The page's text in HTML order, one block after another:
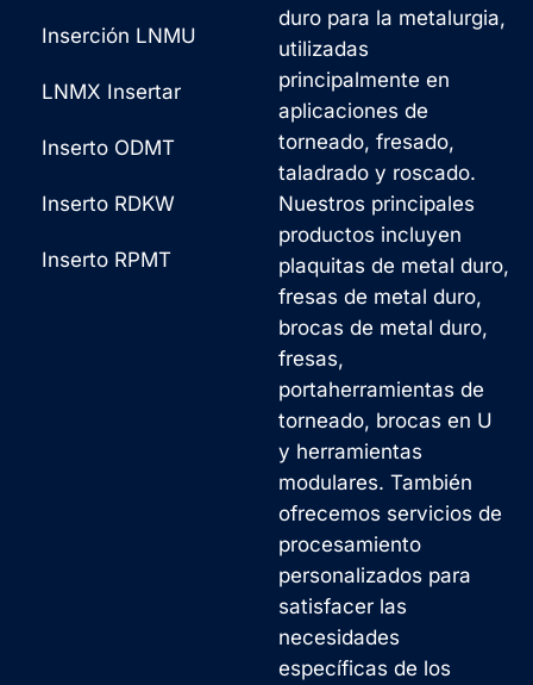
duro para la metalurgia,
utilizadas
principalmente en
aplicaciones de
torneado, fresado,
taladrado y roscado.
Nuestros principales
productos incluyen
plaquitas de metal duro,
fresas de metal duro,
brocas de metal duro,
fresas,
portaherramientas de
torneado, brocas en U
y herramientas
modulares. También
ofrecemos servicios de
procesamiento
personalizados para
satisfacer las
necesidades
específicas de los
Inserción LNMU
LNMX Insertar
Inserto ODMT
Inserto RDKW
Inserto RPMT